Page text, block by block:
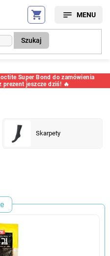
Super Bond do zamówienia
prezent jeszcze dziś! 🔥
Szukaj
Skarpety